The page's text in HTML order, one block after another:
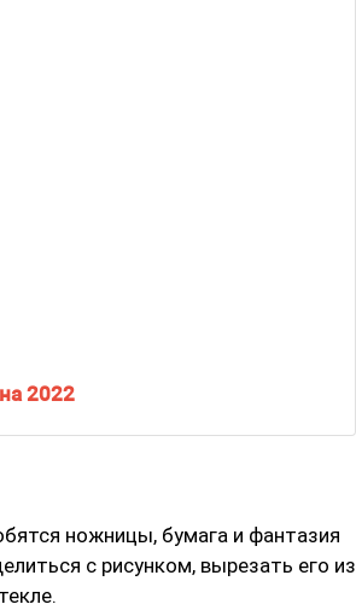
2022
ножницы, бумага и фантазия
с рисунком, вырезать его из